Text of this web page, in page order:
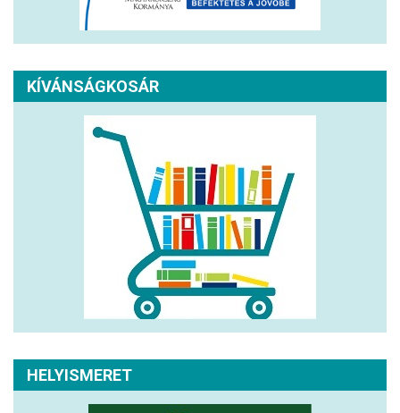
KÍVÁNSÁGKOSÁR
HELYISMERET